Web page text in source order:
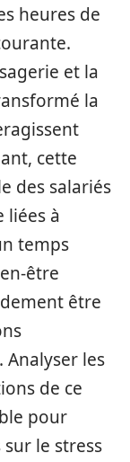
heures de
et la
la
cette
des salariés
liées à
temps
être
être
les
de ce
pour
le stress